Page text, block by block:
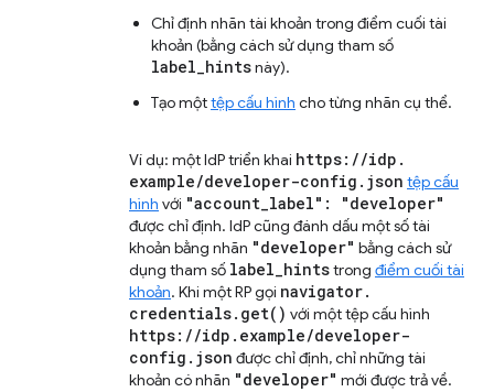
Chỉ định nhãn tài khoản trong điểm cuối tài
khoản (bằng cách sử dụng tham số
label_hintsnày).
Tạo mộttệp cấu hình cho từng nhãn cụ thể.
Ví dụ: một IdP triển khai https: //idp .
example/developer-config . json tệp cấu
hình với "account_label": "developer"
được chỉ định. IdP cũng đánh dấu một số tài
khoản bằng nhãn "developer" bằng cách sử
dụng tham số label_hintstrong điểm cuối tài
khoản. Khi một RP gọi navigator.
credentials. get( ) với một tệp cấu hình
https: //idp . example/developer-
config . json được chỉ định, chỉ những tài
khoản có nhãn "developer" mới được trả về.